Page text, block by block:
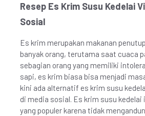
Resep Es Krim Susu Kedelai
Sosial
Es krim merupakan makanan
banyak orang, terutama saat cuaca
sebagian orang yang memiliki
sapi, es krim biasa bisa menjadi
kini ada alternatif es krim susu
di media sosial. Es krim susu kedelai
yang populer karena tidak